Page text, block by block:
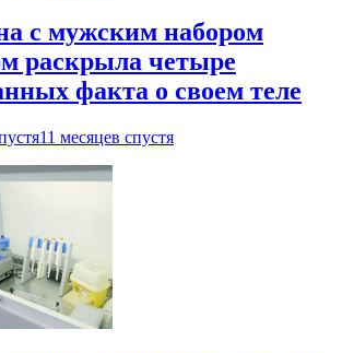
с мужским набором
раскрыла четыре
факта о своем теле
11 месяцев спустя